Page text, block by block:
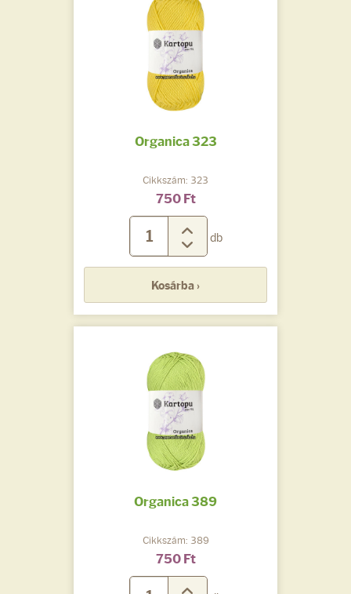
Organica 323
Cikkszám: 323
750 Ft
db
Kosárba ›
Organica 389
Cikkszám: 389
750 Ft